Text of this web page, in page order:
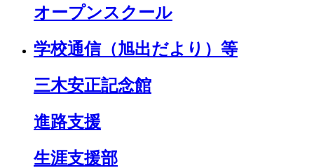
オープンスクール
学校通信（旭出だより）等
三木安正記念館
進路支援
生涯支援部